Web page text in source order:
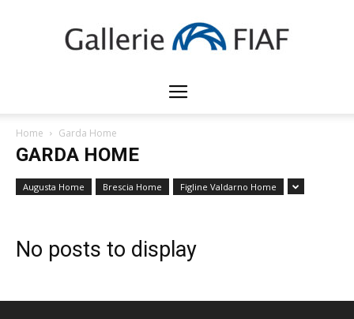
Gallerie
Home Garda Home
GARDA HOME
Augusta Home Brescia Home Figline Valdarno Home
No posts to display